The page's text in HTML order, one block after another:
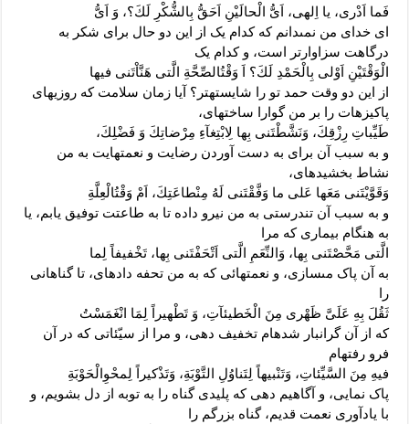
فَما اَدْرى، يا اِلهى، اَىُّ الْحالَيْنِ اَحَقُّ بِالشُّكْرِ لَكَ؟، وَ اَىُّ
اى خداى من نمى‏دانم که کدام یک از این دو حال براى شکر به
درگاهت سزاوارتر است، و کدام یک
الْوَقْتَيْنِ اَوْلى‏ بِالْحَمْدِ لَكَ؟ اَ وَقْتُ‏الصِّحَّةِ الَّتى هَنَّاْتَنى فيها
از این دو وقت حمد تو را شایسته‏تر؟ آیا زمان سلامت که روزیهاى
پاکیزه‏ات را بر من گوارا ساخته‏اى،
طَيِّباتِ رِزْقِكَ، وَنَشَّطْتَنى بِها لِابْتِغآءِ مِرْضاتِكَ وَ فَضْلِكَ،
و به سبب آن براى به دست آوردن رضایت و نعمتهایت به من
نشاط بخشیده‏اى،
وَقَوَّيْتَنى مَعَها عَلى‏ ما وَفَّقْتَنى لَهُ مِنْ‏طاعَتِكَ، اَمْ وَقْتُ‏الْعِلَّةِ
و به سبب آن تندرستى به من نیرو داده تا به طاعتت توفیق یابم، یا
به هنگام بیمارى که مرا
الَّتى مَحَّصْتَنى بِها، وَالنِّعَمِ الَّتى اَتْحَفْتَنى بِها، تَخْفيفاً لِما
به آن پاک مى‏سازى، و نعمت‏هائى که به من تحفه داده‏اى، تا گناهانى
را
ثَقُلَ بِهِ عَلَىَّ ظَهْرى مِنَ الْخَطيئآتِ، وَ تَطْهيراً لِمَا انْغَمَسْتُ
که از آن گرانبار شده‏ام تخفیف دهى، و مرا از سیّئاتى که در آن
فرو رفته‏ام
فيهِ مِنَ السَّيِّئاتِ، وَتَنْبيهاً لِتَناوُلِ التَّوْبَةِ، وَتَذْكيراً لِمحْوِالْحَوْبَةِ
پاک نمایى، و آگاهیم دهى که پلیدى گناه را به توبه از دل بشویم، و
با یادآورى نعمت قدیم، گناه بزرگم را